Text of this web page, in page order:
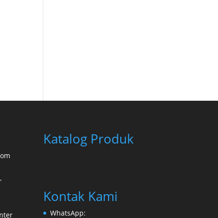
Katalog Produk
Kontak Kami
WhatsApp: